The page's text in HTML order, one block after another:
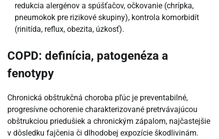
redukcia alergénov a spúšťačov, očkovanie (chrípka,
pneumokok pre rizikové skupiny), kontrola komorbidít
(rinitída, reflux, obezita, úzkosť).
COPD: definícia, patogenéza a
fenotypy
Chronická obštrukčná choroba pľúc je preventabilné,
progresívne ochorenie charakterizované pretrvávajúcou
obštrukciou priedušiek a chronickým zápalom, najčastejšie
v dôsledku fajčenia či dlhodobej expozície škodlivinám.